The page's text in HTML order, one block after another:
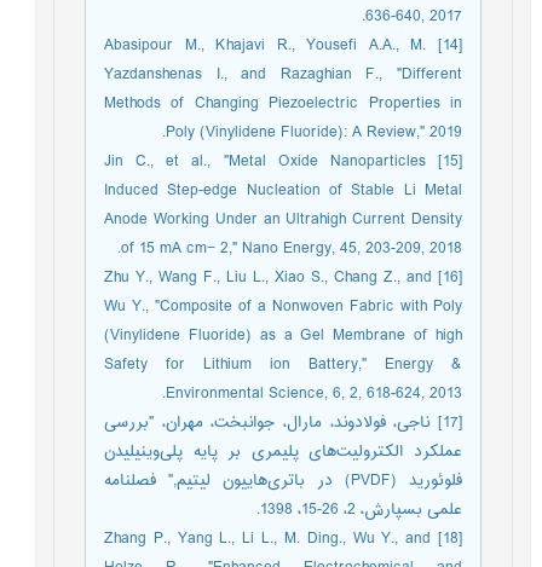
636-640, 2017.
[14] Abasipour M., Khajavi R., Yousefi A.A., M.
Yazdanshenas I., and Razaghian F., "Different
Methods of Changing Piezoelectric Properties in
Poly (Vinylidene Fluoride): A Review," 2019.
[15] Jin C., et al., "Metal Oxide Nanoparticles
Induced Step-edge Nucleation of Stable Li Metal
Anode Working Under an Ultrahigh Current Density
of 15 mA cm− 2," Nano Energy, 45, 203-209, 2018.
[16] Zhu Y., Wang F., Liu L., Xiao S., Chang Z., and
Wu Y., "Composite of a Nonwoven Fabric with Poly
(Vinylidene Fluoride) as a Gel Membrane of high
Safety for Lithium ion Battery," Energy &
Environmental Science, 6, 2, 618-624, 2013.
[17] ناجی، فولادوند، مارال، جوانبخت، مهران، "بررسی
عملکرد الکترولیت‌های پلیمری بر پایه پلی‌وینیلیدن‌
فلوئورید (PVDF) در باتری‌هاییون لیتیم," فصلنامه
علمی بسپارش، 2، 26-15، 1398.
[18] Zhang P., Yang L., Li L., M. Ding., Wu Y., and